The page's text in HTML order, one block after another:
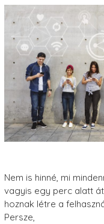
Nem is hinné, mi
vagyis egy perc alatt
hoznak létre a
Persze,